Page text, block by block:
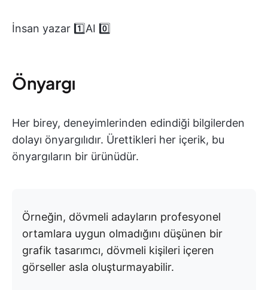
İnsan yazar 1️⃣AI 0️⃣
Önyargı
Her birey, deneyimlerinden edindiği bilgilerden
dolayı önyargılıdır. Ürettikleri her içerik, bu
önyargıların bir ürünüdür.
Örneğin, dövmeli adayların profesyonel
ortamlara uygun olmadığını düşünen bir
grafik tasarımcı, dövmeli kişileri içeren
görseller asla oluşturmayabilir.